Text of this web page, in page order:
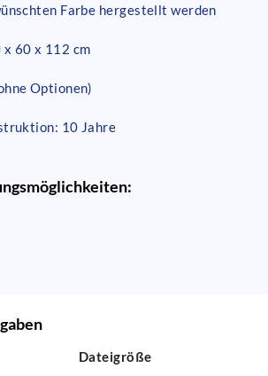
Farbe hergestellt werden
x 60 x 112 cm
Optionen)
10 Jahre
Dateigröße